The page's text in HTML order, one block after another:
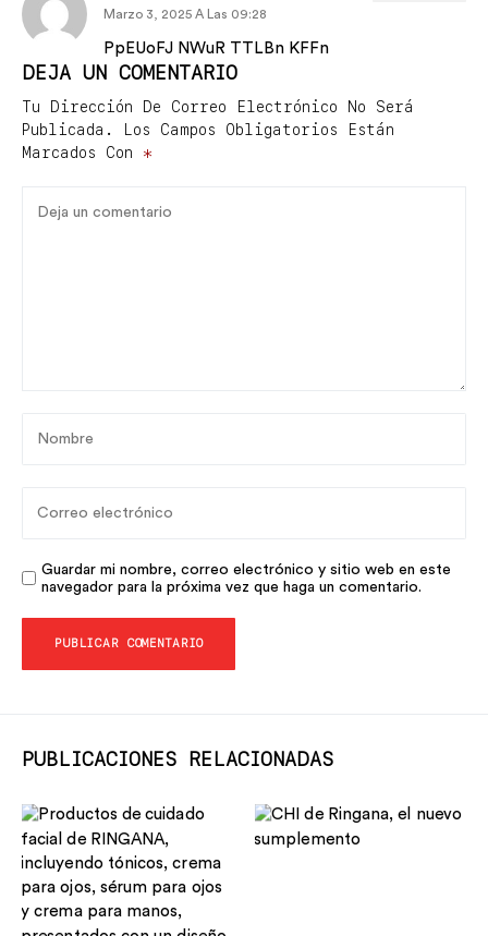
Marzo 3, 2025 A Las 09:28
PpEUoFJ NWuR TTLBn KFFn
DEJA UN COMENTARIO
Tu Dirección De Correo Electrónico No Será
Publicada.
Los Campos Obligatorios Están
Marcados Con *
Guardar mi nombre, correo electrónico y sitio web en este
navegador para la próxima vez que haga un comentario.
PUBLICACIONES RELACIONADAS